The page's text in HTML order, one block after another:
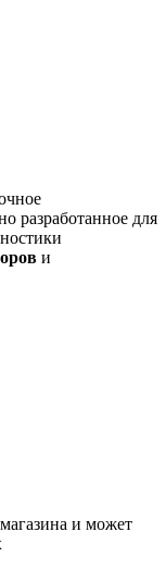
разработанное для
и
и может